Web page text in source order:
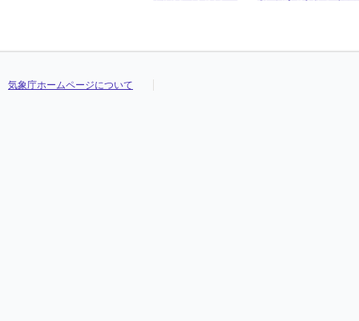
気象庁ホームページについて